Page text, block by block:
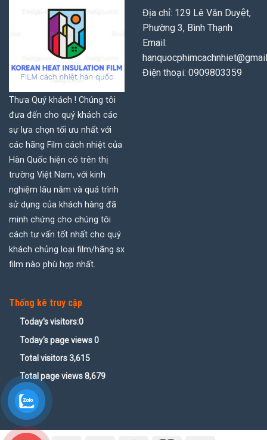
Thưa Quý khách ! Chúng tôi
đưa đến cho quý khách các
sự lựa chọn tối ưu nhất với
các hãng Film cách nhiệt của
Hàn Quốc hiện có trên thị
trường Việt Nam, với kinh
nghiệm lâu năm và quá trình
sử dụng của khách hàng đã
minh chứng cho chúng tôi
cách tư vấn tốt nhất cho quý
khách chủng loại film/hãng sx
film nào phù hợp nhất.
Địa chỉ: 129 Lê Văn Duyệt,
Phường 3, Bình Thạnh
Email:
Điện thoại: 0909803359
Thống kê truy cập
Today's visitors:0
Today's page views0
Total visitors3,615
Total page views8,679